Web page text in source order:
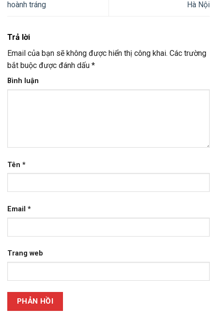
hoành tráng Hà Nội
Trả lời
Email của bạn sẽ không được hiển thị công khai. Các trường
bắt buộc được đánh dấu *
Bình luận
Tên *
Email *
Trang web